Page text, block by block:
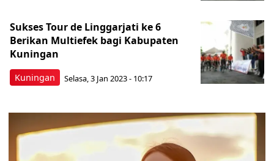
Kuningan
Sukses Tour de Linggarjati ke 6
Berikan Multiefek bagi Kabupaten
Kuningan
Selasa, 3 Jan 2023 - 10:17